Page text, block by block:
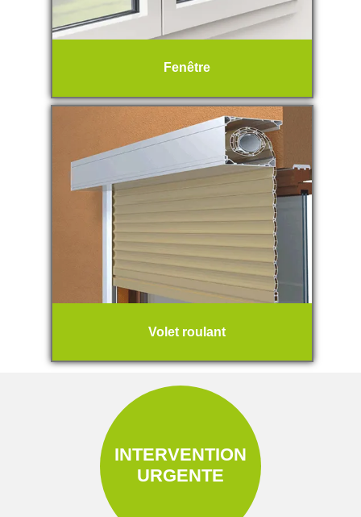
Fenêtre
Volet roulant
INTERVENTION
URGENTE